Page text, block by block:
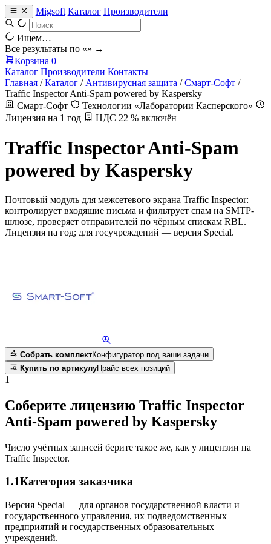
Migsoft Каталог Производители
Ищем…
Все результаты по «» →
Корзина 0
Каталог Производители Контакты
Главная / Каталог / Антивирусная защита / Смарт-Софт /
Traffic Inspector Anti-Spam powered by Kaspersky
Смарт-Софт
Технологии «Лаборатории Касперского»
Лицензия на 1 год
НДС 22 % включён
Traffic Inspector Anti-Spam
powered by Kaspersky
Почтовый модуль для межсетевого экрана Traffic Inspector:
контролирует входящие письма и фильтрует спам на SMTP-
шлюзе, проверяет отправителей по чёрным спискам RBL.
Лицензия на год; для госучреждений — версия Special.
Собрать комплектКонфигуратор под ваши задачи
Купить по артикулуПрайс всех позиций
1
Соберите лицензию Traffic Inspector
Anti-Spam powered by Kaspersky
Число учётных записей берите такое же, как у лицензии на
Traffic Inspector.
1.1Категория заказчика
Версия Special — для органов государственной власти и
государственного управления, их подведомственных
предприятий и государственных образовательных
учреждений.